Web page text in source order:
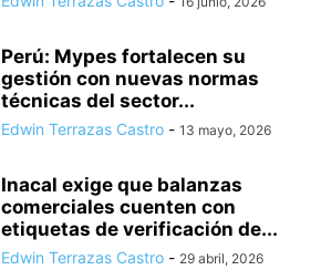
Perú: Mypes fortalecen su
gestión con nuevas normas
técnicas del sector...
Edwin Terrazas Castro - 13 mayo, 2026
Inacal exige que balanzas
comerciales cuenten con
etiquetas de verificación de...
Edwin Terrazas Castro - 29 abril, 2026